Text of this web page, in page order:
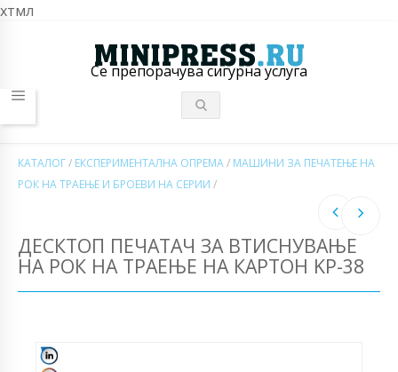
хтмл
Се препорачува сигурна услуга
КАТАЛОГ/ ЕКСПЕРИМЕНТАЛНА ОПРЕМА/ МАШИНИ ЗА ПЕЧАТЕЊЕ НА
РОК НА ТРАЕЊЕ И БРОЕВИ НА СЕРИИ /
ДЕСКТОП ПЕЧАТАЧ ЗА ВТИСНУВАЊЕ
НА РОК НА ТРАЕЊЕ НА КАРТОН KP-38